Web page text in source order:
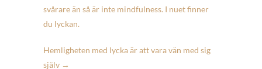
svårare än så är inte mindfulness. I nuet finner
du lyckan.
Hemligheten med lycka är att vara vän med sig
själv →